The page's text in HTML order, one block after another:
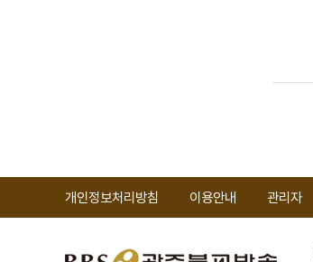
개인정보처리방침 이용안내 관리자